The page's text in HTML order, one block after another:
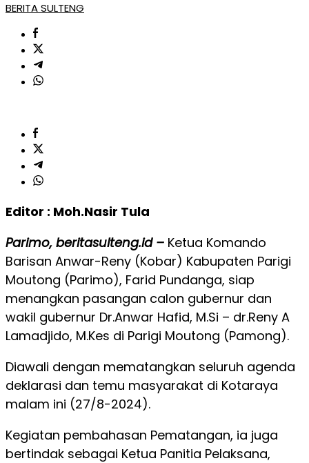
BERITA SULTENG
Editor : Moh.Nasir Tula
Parimo, beritasulteng.id – Ketua Komando
Barisan Anwar-Reny (Kobar) Kabupaten Parigi
Moutong (Parimo), Farid Pundanga, siap
menangkan pasangan calon gubernur dan
wakil gubernur Dr.Anwar Hafid, M.Si – dr.Reny A
Lamadjido, M.Kes di Parigi Moutong (Pamong).
Diawali dengan mematangkan seluruh agenda
deklarasi dan temu masyarakat di Kotaraya
malam ini (27/8-2024).
Kegiatan pembahasan Pematangan, ia juga
bertindak sebagai Ketua Panitia Pelaksana,